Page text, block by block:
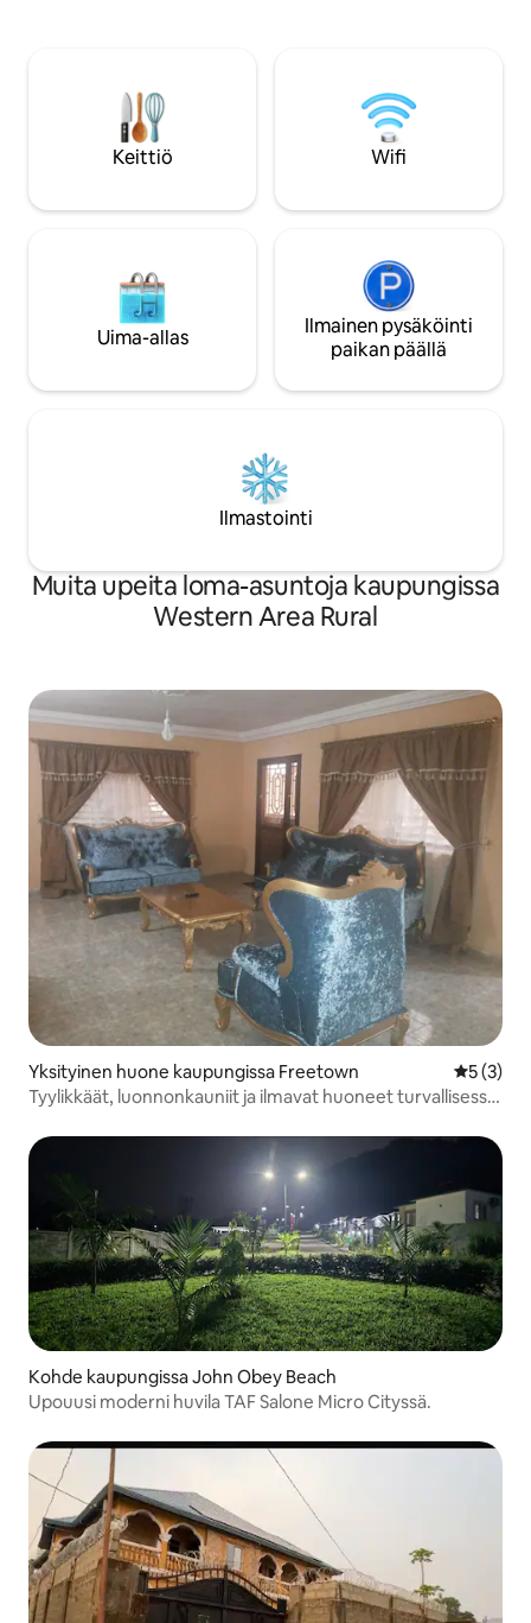
säästetään pitkiä sähkökatkoja varten,
joten ilmastointilaite ei toimi, jos
sähköverkko on poissa käytöstä.
tunnissa.
turvallisessa
supermarket on
esiintyä
18.00–24.00.
Keittiö Wifi
Uima-allas
Ilmainen pysäköinti
paikan päällä
Ilmastointi
Muita upeita loma-asuntoja kaupungissa
Western Area Rural
Yksityinen huone kaupungissa Freetown
5 (3)
Tyylikkäät, luonnonkauniit ja ilmavat huoneet turvallisessa
Kohde kaupungissa John Obey Beach
Upouusi moderni huvila TAF Salone Micro Cityssä.